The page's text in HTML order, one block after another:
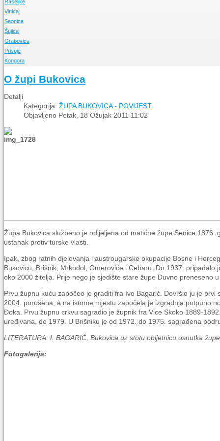
O Župi
Rašeljke
Vinica
Seonica
Događanja
Šujica
O Župi
Grabovica
Događanja
Prisoje
O Župi
Kongora
Događanja
O župi Bukovica
Detalji
Kategorija: ŽUPA BUKOVICA - POVIJEST
Objavljeno Petak, 18 Ožujak 2011 11:02
Župa Bukovica službeno je odijeljena od matične župe Senice
ustanak protiv turske vlasti.
Ipak, zbog ratnih djelovanja i austrougarske okupacije Bosne i
Bukovicu, Brišnik, Mrkodol, Omeroviće i Cebaru. Do 1937.
oko 2000 žitelja. Prije nego je sjedište stare župe Duvno preneseno
Prvu župnu kuću započeo je graditi fra Ivo Bagarić. Dovršio ju je
2004. porušena, a na istome mjestu započela je izgradnja potpuno
Đoka. Prvu župnu crkvu sagradio je župnik fra Vice Skoko 1889-
uređivana, do 1979. U Brišniku je od 1972. do 1975. sagrađena
LITERATURA: I. BAGARIĆ, Bukovica uz stotu obljetnicu osnutka
Fotogalerija: